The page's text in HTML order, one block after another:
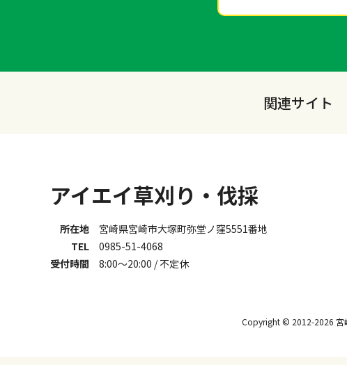
関連サイト
アイエイ草刈り・伐採
所在地
宮崎県宮崎市大塚町弥堂ノ窪5551番地
TEL
0985-51-4068
受付時間
8:00～20:00 / 不定休
Copyright © 2012-2026 宮